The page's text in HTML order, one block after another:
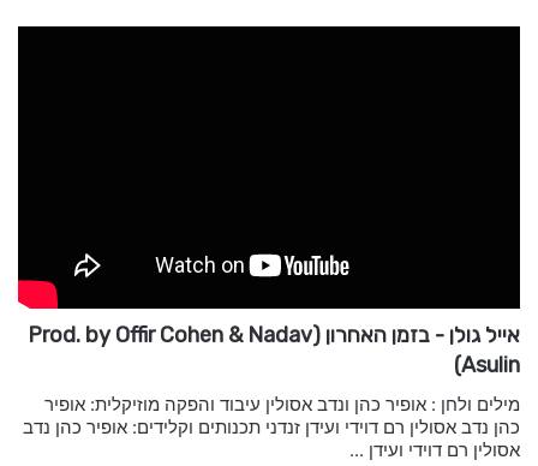
אייל גולן - בזמן האחרון (Prod. by Offir Cohen & Nadav
Asulin)
מילים ולחן : אופיר כהן ונדב אסולין עיבוד והפקה מוזיקלית: אופיר
כהן נדב אסולין רם דוידי ועידן זנדני תכנותים וקלידים: אופיר כהן נדב
אסולין רם דוידי ועידן ...